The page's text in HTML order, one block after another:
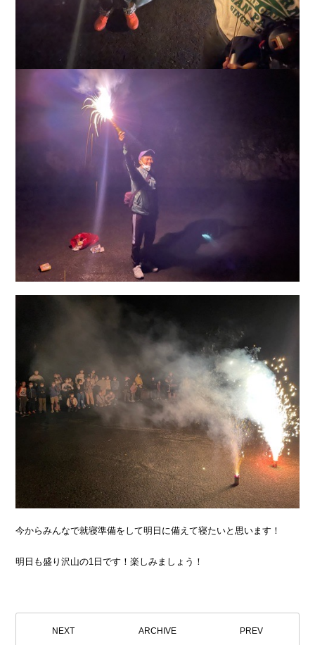
今からみんなで就寝準備をして明日に備えて寝たいと思います！
明日も盛り沢山の1日です！楽しみましょう！
NEXT ARCHIVE PREV